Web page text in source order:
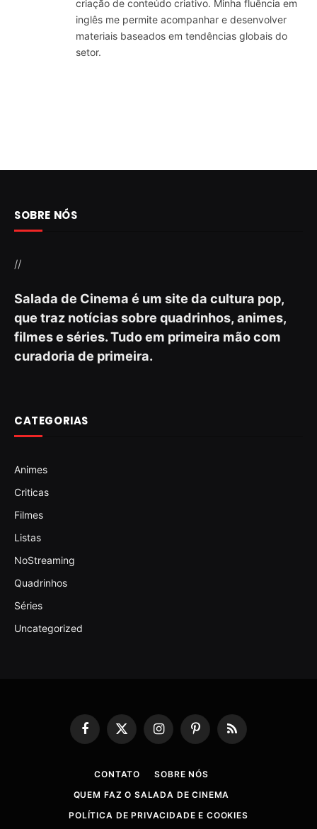
criação de conteúdo criativo. Minha fluência em
inglês me permite acompanhar e desenvolver
materiais baseados em tendências globais do
setor.
SOBRE NÓS
//
Salada de Cinema é um site da cultura pop,
que traz notícias sobre quadrinhos, animes,
filmes e séries. Tudo em primeira mão com
curadoria de primeira.
CATEGORIAS
Animes
Criticas
Filmes
Listas
NoStreaming
Quadrinhos
Séries
Uncategorized
Facebook
X
(Twitter)
InstagramPinterestRSS
CONTATO
SOBRE NÓS
QUEM FAZ O SALADA DE CINEMA
POLÍTICA DE PRIVACIDADE E COOKIES